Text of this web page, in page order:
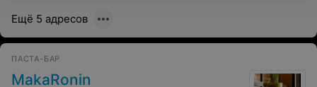
Ещё 5 адресов
ПАСТА-БАР
MakaRonin